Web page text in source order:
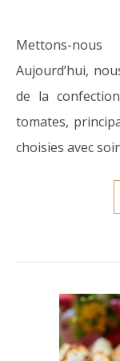
Mettons-nous à table, chers gastronomes.
Aujourd’hui,
de la
tomates,
choisies avec